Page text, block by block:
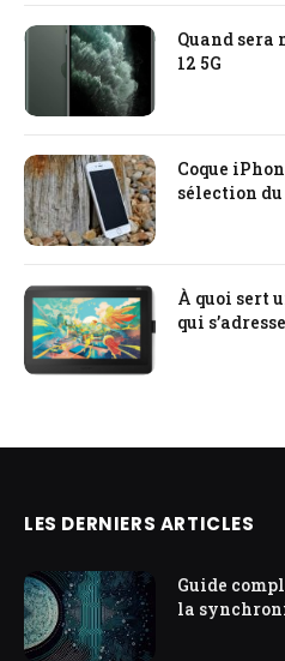
Quand sera
12 5G
Coque
sélection
À quoi sert
qui
LES DERNIERS ARTICLES
Guide
la